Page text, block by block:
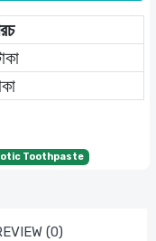
Toothpaste
(0)